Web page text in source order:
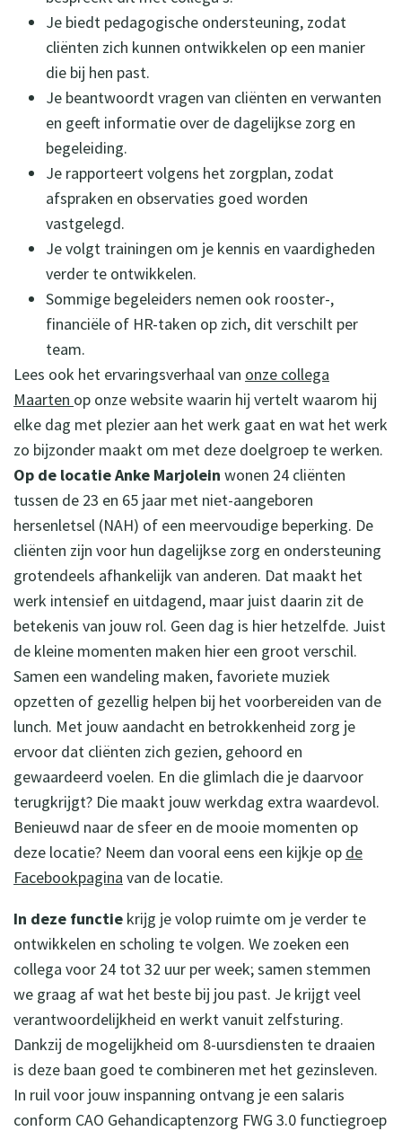
Je biedt pedagogische ondersteuning, zodat
cliënten zich kunnen ontwikkelen op een manier
die bij hen past.
Je beantwoordt vragen van cliënten en verwanten
en geeft informatie over de dagelijkse zorg en
begeleiding.
Je rapporteert volgens het zorgplan, zodat
afspraken en observaties goed worden
vastgelegd.
Je volgt trainingen om je kennis en vaardigheden
verder te ontwikkelen.
Sommige begeleiders nemen ook rooster-,
financiële of HR-taken op zich, dit verschilt per
team.
Lees ook het ervaringsverhaal van onze collega
Maarten op onze website waarin hij vertelt waarom hij
elke dag met plezier aan het werk gaat en wat het werk
zo bijzonder maakt om met deze doelgroep te werken.
Op de locatie Anke Marjolein wonen 24 cliënten
tussen de 23 en 65 jaar met niet-aangeboren
hersenletsel (NAH) of een meervoudige beperking. De
cliënten zijn voor hun dagelijkse zorg en ondersteuning
grotendeels afhankelijk van anderen. Dat maakt het
werk intensief en uitdagend, maar juist daarin zit de
betekenis van jouw rol. Geen dag is hier hetzelfde. Juist
de kleine momenten maken hier een groot verschil.
Samen een wandeling maken, favoriete muziek
opzetten of gezellig helpen bij het voorbereiden van de
lunch. Met jouw aandacht en betrokkenheid zorg je
ervoor dat cliënten zich gezien, gehoord en
gewaardeerd voelen. En die glimlach die je daarvoor
terugkrijgt? Die maakt jouw werkdag extra waardevol.
Benieuwd naar de sfeer en de mooie momenten op
deze locatie? Neem dan vooral eens een kijkje op de
Facebookpagina van de locatie.
In deze functie krijg je volop ruimte om je verder te
ontwikkelen en scholing te volgen. We zoeken een
collega voor 24 tot 32 uur per week; samen stemmen
we graag af wat het beste bij jou past. Je krijgt veel
verantwoordelijkheid en werkt vanuit zelfsturing.
Dankzij de mogelijkheid om 8-uursdiensten te draaien
is deze baan goed te combineren met het gezinsleven.
In ruil voor jouw inspanning ontvang je een salaris
conform CAO Gehandicaptenzorg FWG 3.0 functiegroep